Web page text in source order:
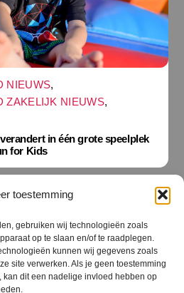
toestemming
gebruiken wij technologieën zoals
op te slaan en/of te raadplegen.
kunnen wij gegevens zoals
site verwerken. Als je geen toestemming
kan dit een nadelige invloed hebben op
NIEUWS,
ZAKELIJK NIEUWS,
in één grote speelplek
for Kids
Terug
naar
boven